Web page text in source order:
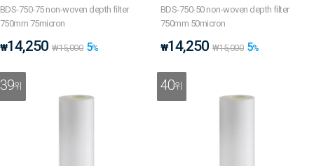
BDS-750-75 non-woven depth filter
750mm 75micron
₩14,250 ₩15,000 5%
BDS-750-50 non-woven depth filter
750mm 50micron
₩14,250 ₩15,000 5%
39위 40위